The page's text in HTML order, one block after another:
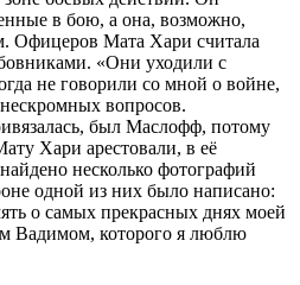
в бою, а она, возможно,
Офицеров Мата Хари считала
«Они уходили с
не говорили со мной о войне,
вопросов.
был Маслофф, потому
Хари арестовали, в её
несколько фотографий
одной из них было написано:
о самых прекрасных днях моей
Вадимом, которого я люблю